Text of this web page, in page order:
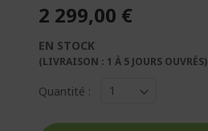
2 299,00 €
EN STOCK
(LIVRAISON : 1 À 5 JOURS OUVRÉS)
Quantité :